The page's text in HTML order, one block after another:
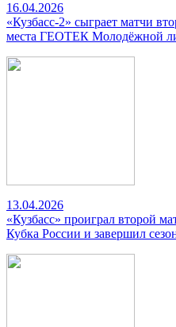
16.04.2026
«Кузбасс-2» сыграет матчи
места ГЕОТЕК Молодёжной
13.04.2026
«Кузбасс» проиграл второй
Кубка России и завершил